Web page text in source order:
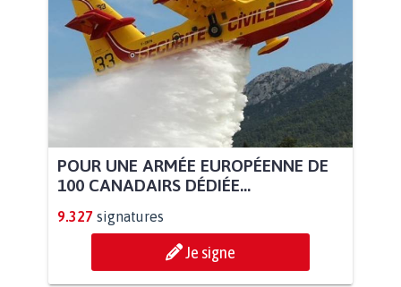
POUR UNE ARMÉE EUROPÉENNE DE
100 CANADAIRS DÉDIÉE...
9.327 signatures
Je signe